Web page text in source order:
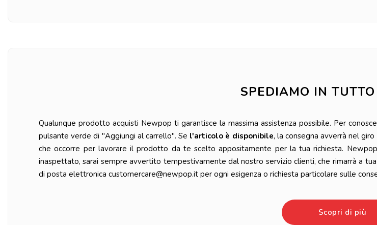
SPEDIAMO IN
Qualunque prodotto acquisti Newpop ti garantisce la massima assistenza possibile. Per
pulsante verde di "Aggiungi al carrello". Se l'articolo è disponibile, la consegna avverrà nel giro
che occorre per lavorare il prodotto da te scelto appositamente per la tua richiesta.
inaspettato, sarai sempre avvertito tempestivamente dal nostro servizio clienti, che rimarrà a
di posta elettronica customercare@newpop.it per ogni esigenza o richiesta particolare sulle
Scopri di più